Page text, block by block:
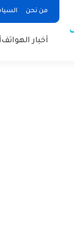
من نحن
أخبار الهواتف